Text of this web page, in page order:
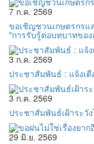
7 ก.ค. 2569
ขอเชิญชวนเกษตรกร
"การรับรู้ต่อบทบาทขอ
3 ก.ค. 2569
ประชาสัมพันธ์ : แจ้งเ
3 ก.ค. 2569
ประชาสัมพันธ์เฝ้าระวั
29 มิ.ย. 2569